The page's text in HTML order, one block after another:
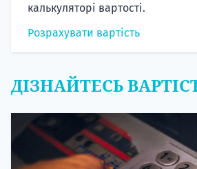
калькуляторі вартості.
Розрахувати вартість
ДІЗНАЙТЕСЬ